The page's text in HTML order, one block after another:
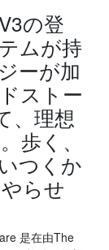
の登
ムが持
ーが加
ストー
、理想
歩く、
つくか
らせ
是在由The